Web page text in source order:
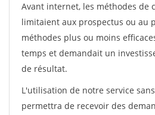
Avant internet, les méthodes de
limitaient aux prospectus ou au
méthodes plus ou moins
temps et demandait un
de résultat.
L'utilisation de notre service
permettra de recevoir des